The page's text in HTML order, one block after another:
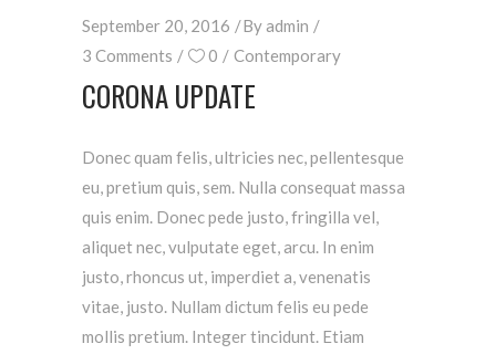
September 20, 2016 Byadmin
3 Comments
0 Contemporary
CORONA UPDATE
Donec quam felis, ultricies nec, pellentesque
eu, pretium quis, sem. Nulla consequat massa
quis enim. Donec pede justo, fringilla vel,
aliquet nec, vulputate eget, arcu. In enim
justo, rhoncus ut, imperdiet a, venenatis
vitae, justo. Nullam dictum felis eu pede
mollis pretium. Integer tincidunt. Etiam